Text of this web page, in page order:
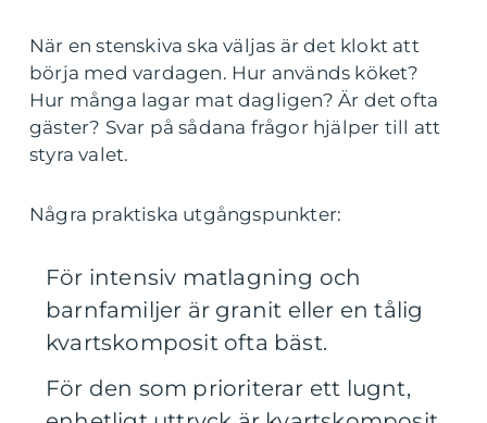
När en stenskiva ska väljas är det klokt att
börja med vardagen. Hur används köket?
Hur många lagar mat dagligen? Är det ofta
gäster? Svar på sådana frågor hjälper till att
styra valet.
Några praktiska utgångspunkter:
För intensiv matlagning och
barnfamiljer är granit eller en tålig
kvartskomposit ofta bäst.
För den som prioriterar ett lugnt,